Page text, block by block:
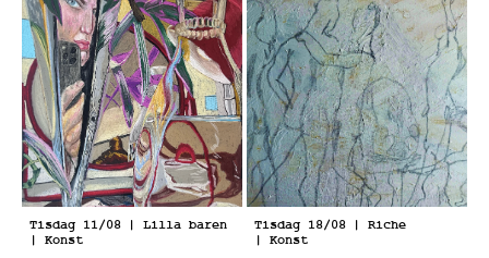
Tisdag 11/08 | Lilla baren
| Konst
Tisdag 18/08 | Riche
| Konst